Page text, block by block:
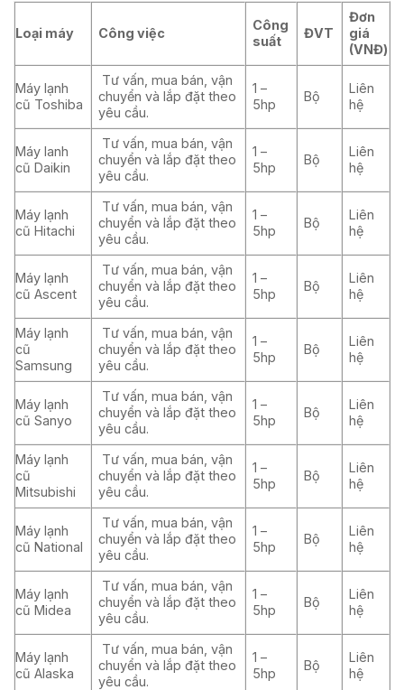
Loại máy Công việc
Công
suất
ĐVT
Đơn
giá
(VNĐ)
Máy lạnh
cũ Toshiba
Tư vấn, mua bán, vận
chuyển và lắp đặt theo
yêu cầu.
1 –
5hp
Bộ
Liên
hệ
Máy lanh
cũ Daikin
Tư vấn, mua bán, vận
chuyển và lắp đặt theo
yêu cầu.
1 –
5hp
Bộ
Liên
hệ
Máy lạnh
cũ Hitachi
Tư vấn, mua bán, vận
chuyển và lắp đặt theo
yêu cầu.
1 –
5hp
Bộ
Liên
hệ
Máy lạnh
cũ Ascent
Tư vấn, mua bán, vận
chuyển và lắp đặt theo
yêu cầu.
1 –
5hp
Bộ
Liên
hệ
Máy lạnh
cũ
Samsung
Tư vấn, mua bán, vận
chuyển và lắp đặt theo
yêu cầu.
1 –
5hp
Bộ
Liên
hệ
Máy lạnh
cũ Sanyo
Tư vấn, mua bán, vận
chuyển và lắp đặt theo
yêu cầu.
1 –
5hp
Bộ
Liên
hệ
Máy lạnh
cũ
Mitsubishi
Tư vấn, mua bán, vận
chuyển và lắp đặt theo
yêu cầu.
1 –
5hp
Bộ
Liên
hệ
Máy lạnh
cũ National
Tư vấn, mua bán, vận
chuyển và lắp đặt theo
yêu cầu.
1 –
5hp
Bộ
Liên
hệ
Máy lạnh
cũ Midea
Tư vấn, mua bán, vận
chuyển và lắp đặt theo
yêu cầu.
1 –
5hp
Bộ
Liên
hệ
Máy lạnh
cũ Alaska
Tư vấn, mua bán, vận
chuyển và lắp đặt theo
yêu cầu.
1 –
5hp
Bộ
Liên
hệ